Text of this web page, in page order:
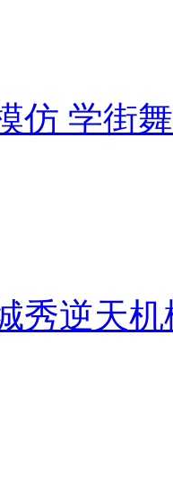
仿 学街
秀逆天机